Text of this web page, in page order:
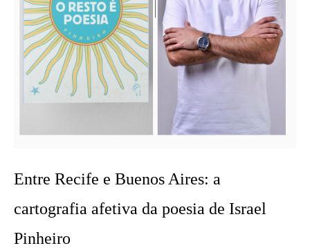
Entre Recife e Buenos Aires: a
cartografia afetiva da poesia de Israel
Pinheiro